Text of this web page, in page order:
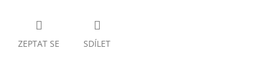
ZEPTAT SE SDÍLET